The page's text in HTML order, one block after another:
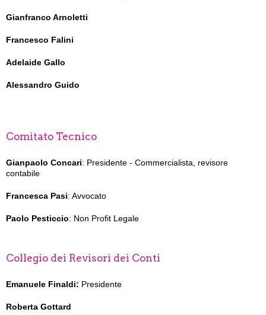
Gianfranco Arnoletti
Francesco Falini
Adelaide Gallo
Alessandro Guido
Comitato Tecnico
Gianpaolo Concari: Presidente - Commercialista, revisore
contabile
Francesca Pasi: Avvocato
Paolo Pesticcio: Non Profit Legale
Collegio dei Revisori dei Conti
Emanuele Finaldi: Presidente
Roberta Gottard